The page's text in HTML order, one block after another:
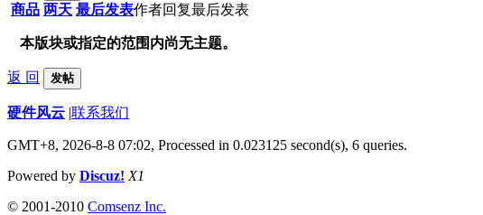
商品 两天 最后发表作者回复最后发表
本版块或指定的范围内尚无主题。
返 回 发帖
硬件风云 |联系我们
GMT+8, 2026-8-8 07:02, Processed in 0.023125 second(s), 6 queries.
Powered by Discuz! X1
© 2001-2010 Comsenz Inc.